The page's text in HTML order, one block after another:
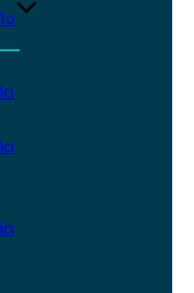
จ
ต
ต
ต